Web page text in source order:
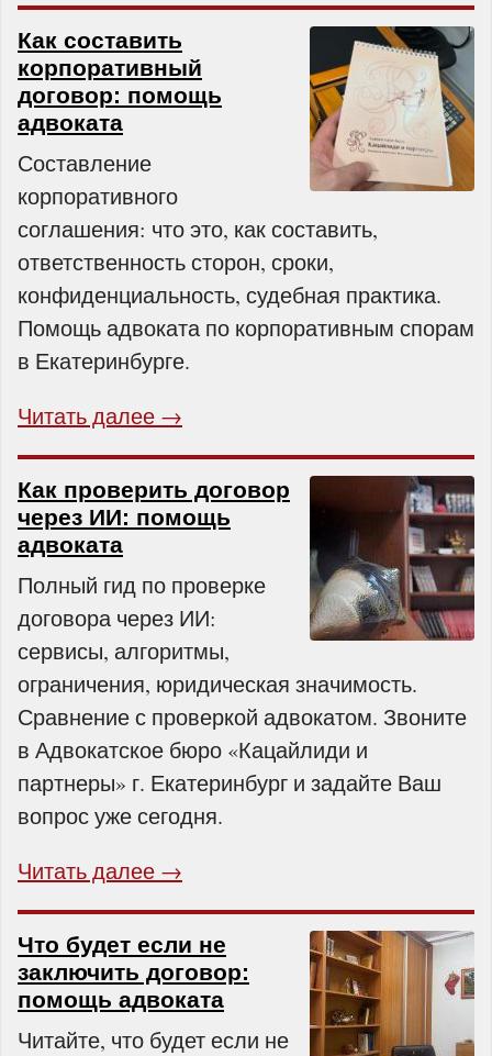
Как составить
корпоративный
договор: помощь
адвоката
Составление
корпоративного
соглашения: что это, как составить,
ответственность сторон, сроки,
конфиденциальность, судебная практика.
Помощь адвоката по корпоративным спорам
в Екатеринбурге.
Читать далее →
Как проверить договор
через ИИ: помощь
адвоката
Полный гид по проверке
договора через ИИ:
сервисы, алгоритмы,
ограничения, юридическая значимость.
Сравнение с проверкой адвокатом. Звоните
в Адвокатское бюро «Кацайлиди и
партнеры» г. Екатеринбург и задайте Ваш
вопрос уже сегодня.
Читать далее →
Что будет если не
заключить договор:
помощь адвоката
Читайте, что будет если не